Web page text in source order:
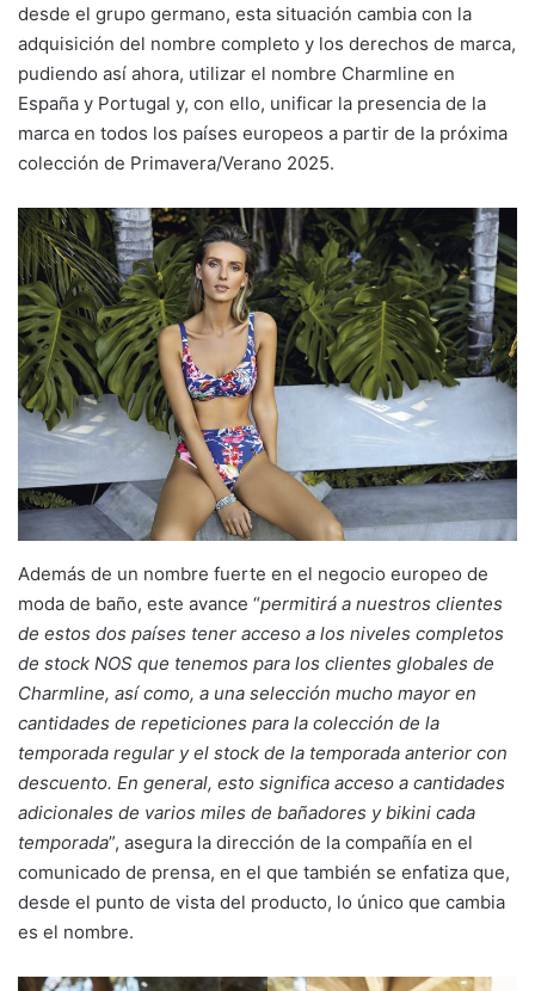
desde el grupo germano, esta situación cambia con la
adquisición del nombre completo y los derechos de marca,
pudiendo así ahora, utilizar el nombre Charmline en
España y Portugal y, con ello, unificar la presencia de la
marca en todos los países europeos a partir de la próxima
colección de Primavera/Verano 2025.
Además de un nombre fuerte en el negocio europeo de
moda de baño, este avance “permitirá a nuestros clientes
de estos dos países tener acceso a los niveles completos
de stock NOS que tenemos para los clientes globales de
Charmline, así como, a una selección mucho mayor en
cantidades de repeticiones para la colección de la
temporada regular y el stock de la temporada anterior con
descuento. En general, esto significa acceso a cantidades
adicionales de varios miles de bañadores y bikini cada
temporada”, asegura la dirección de la compañía en el
comunicado de prensa, en el que también se enfatiza que,
desde el punto de vista del producto, lo único que cambia
es el nombre.